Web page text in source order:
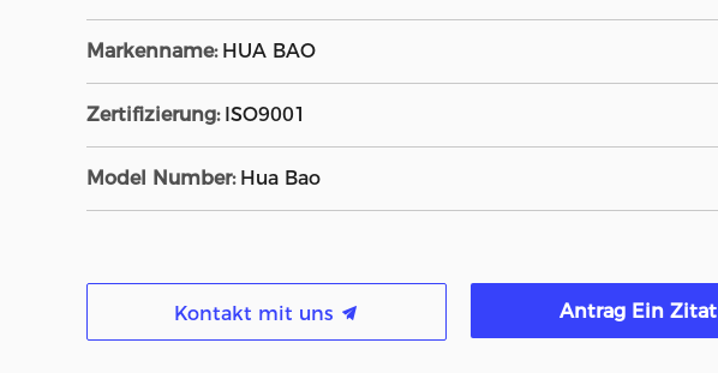
Markenname: HUA BAO
Zertifizierung: ISO9001
Model Number: Hua Bao
Kontakt mit uns Antrag Ein Zitat